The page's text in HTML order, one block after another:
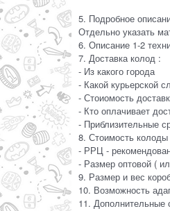
5. Подробное
Отдельно указать
6. Описание 1-2
7. Доставка колод :
- Из какого города
- Какой курьерской
- Стоиомость
- Кто оплачивает
- Приблизительные
8. Стоимость
- РРЦ -
- Размер оптовой (
9. Размер и вес
10. Возможность
11. Дополнительные